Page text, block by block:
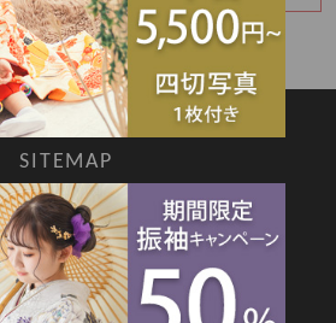
SITEMAP
新着情報
撮影メニュー
キャンペーン
衣装カタログ
よくあるご質問
お問合せ